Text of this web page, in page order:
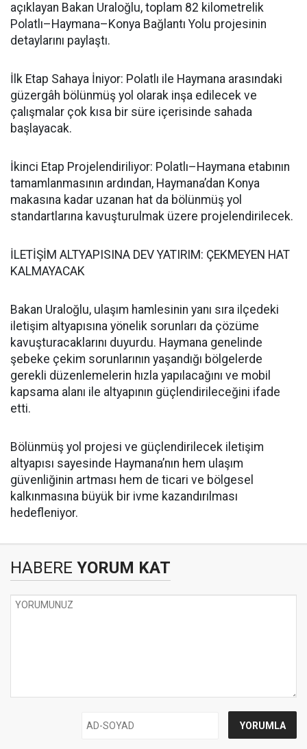
açıklayan Bakan Uraloğlu, toplam 82 kilometrelik
Polatlı–Haymana–Konya Bağlantı Yolu projesinin
detaylarını paylaştı.
İlk Etap Sahaya İniyor: Polatlı ile Haymana arasındaki
güzergâh bölünmüş yol olarak inşa edilecek ve
çalışmalar çok kısa bir süre içerisinde sahada
başlayacak.
İkinci Etap Projelendiriliyor: Polatlı–Haymana etabının
tamamlanmasının ardından, Haymana’dan Konya
makasına kadar uzanan hat da bölünmüş yol
standartlarına kavuşturulmak üzere projelendirilecek.
İLETİŞİM ALTYAPISINA DEV YATIRIM: ÇEKMEYEN HAT
KALMAYACAK
Bakan Uraloğlu, ulaşım hamlesinin yanı sıra ilçedeki
iletişim altyapısına yönelik sorunları da çözüme
kavuşturacaklarını duyurdu. Haymana genelinde
şebeke çekim sorunlarının yaşandığı bölgelerde
gerekli düzenlemelerin hızla yapılacağını ve mobil
kapsama alanı ile altyapının güçlendirileceğini ifade
etti.
Bölünmüş yol projesi ve güçlendirilecek iletişim
altyapısı sayesinde Haymana’nın hem ulaşım
güvenliğinin artması hem de ticari ve bölgesel
kalkınmasına büyük bir ivme kazandırılması
hedefleniyor.
HABERE YORUM KAT